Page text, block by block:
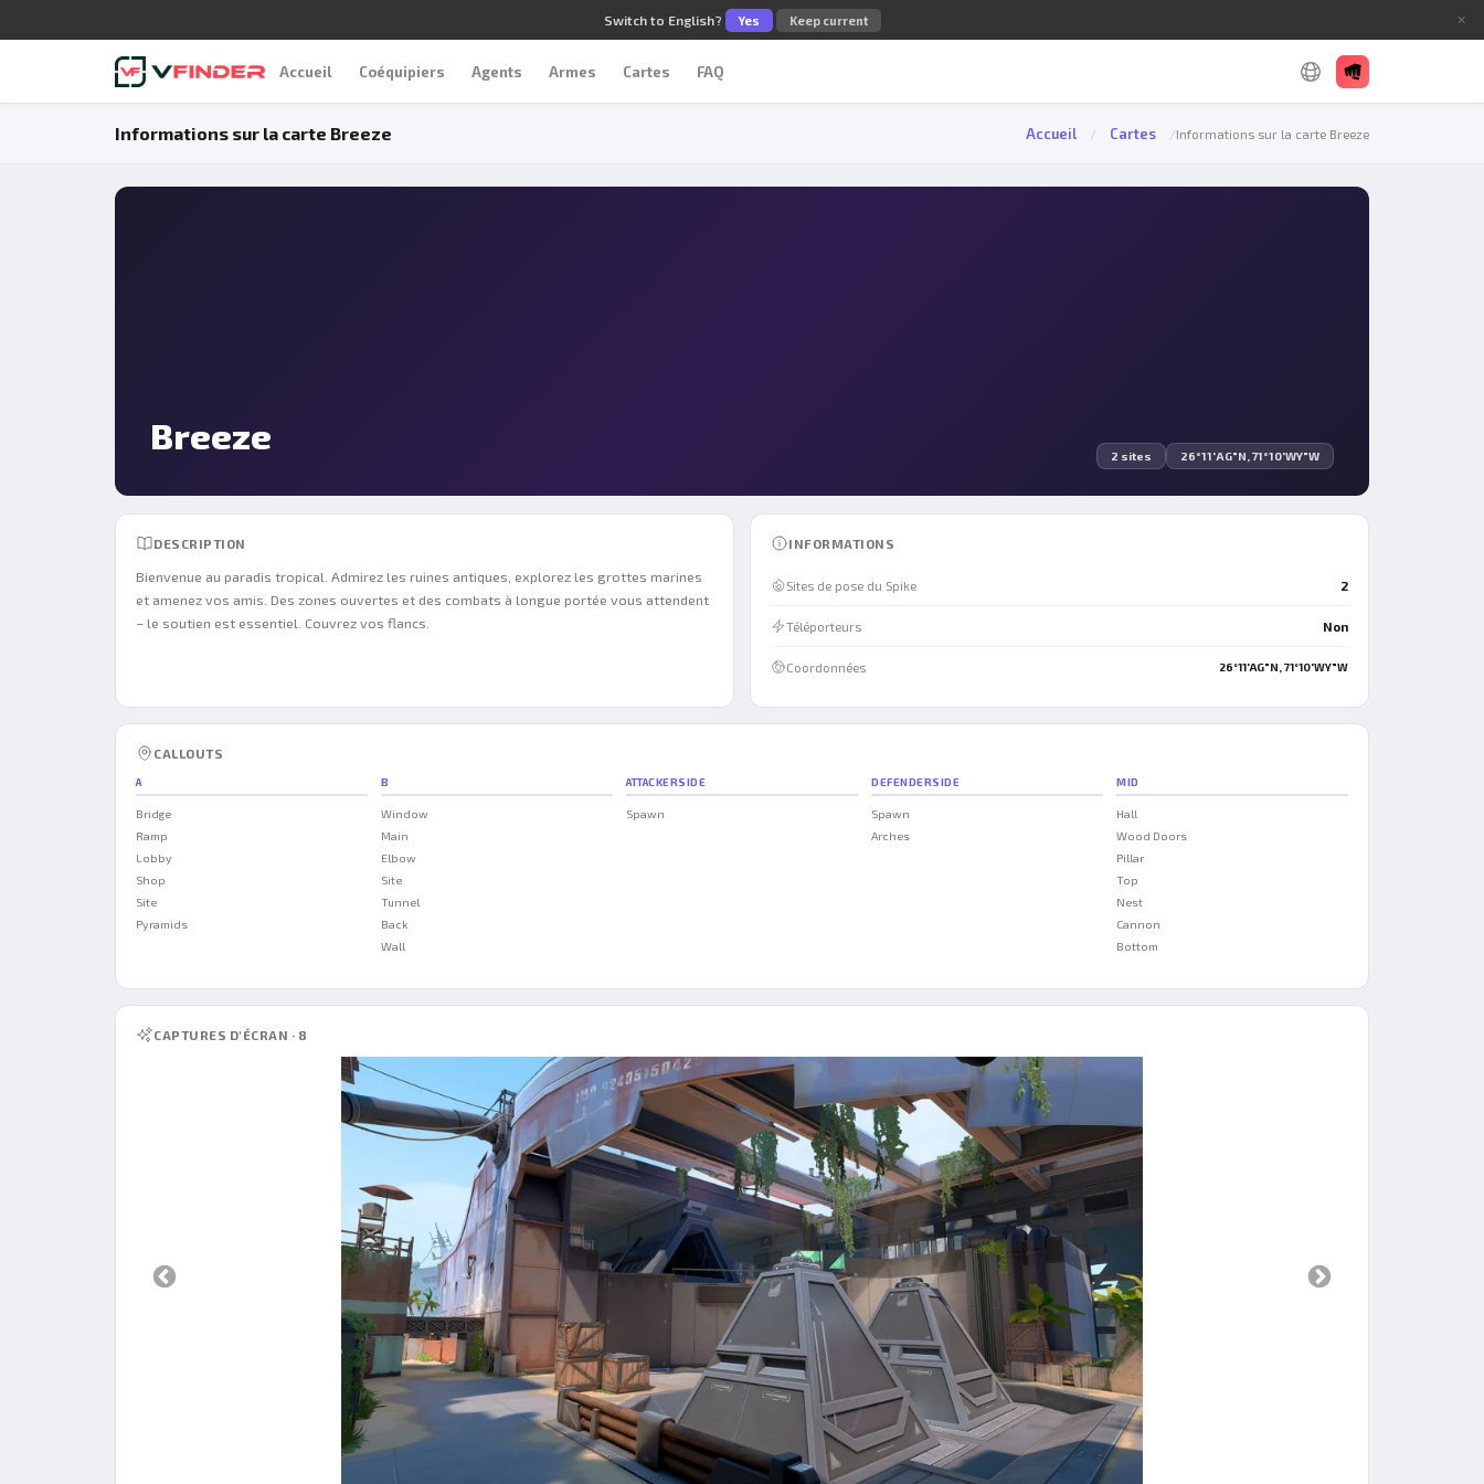
Switch to English? Yes Keep current ✕
Accueil Coéquipiers Agents Armes Cartes FAQ
Informations sur la carte Breeze Accueil / Cartes /Informations sur la carte Breeze
Breeze 2 sites 26°11'AG"N, 71°10'WY"W
DESCRIPTION
Bienvenue au paradis tropical. Admirez les ruines antiques, explorez les grottes marines
et amenez vos amis. Des zones ouvertes et des combats à longue portée vous attendent
– le soutien est essentiel. Couvrez vos flancs.
INFORMATIONS
Sites de pose du Spike 2
Téléporteurs Non
Coordonnées 26°11'AG"N, 71°10'WY"W
CALLOUTS
A
Bridge
Ramp
Lobby
Shop
Site
Pyramids
B
Window
Main
Elbow
Site
Tunnel
Back
Wall
ATTACKERSIDE
Spawn
DEFENDERSIDE
Spawn
Arches
MID
Hall
Wood Doors
Pillar
Top
Nest
Cannon
Bottom
CAPTURES D'ÉCRAN · 8